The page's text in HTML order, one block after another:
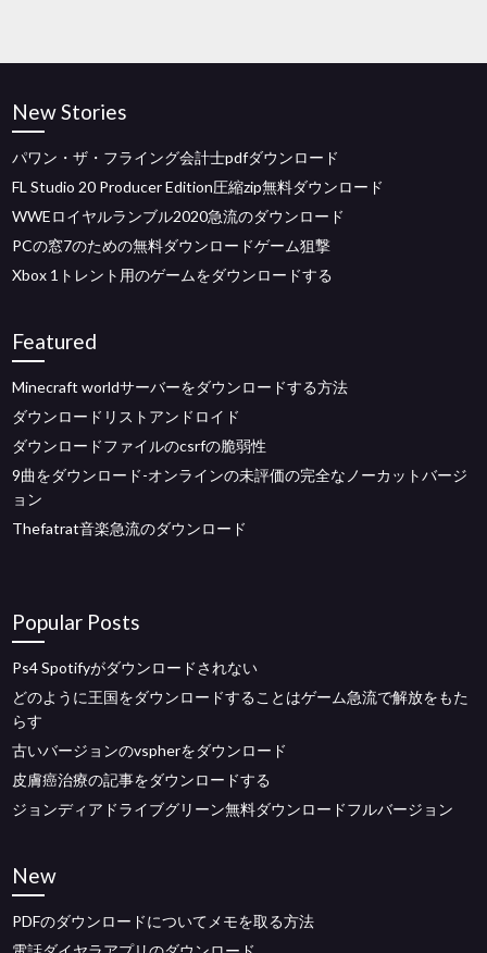
New Stories
パワン・ザ・フライング会計士pdfダウンロード
FL Studio 20 Producer Edition圧縮zip無料ダウンロード
WWEロイヤルランブル2020急流のダウンロード
PCの窓7のための無料ダウンロードゲーム狙撃
Xbox 1トレント用のゲームをダウンロードする
Featured
Minecraft worldサーバーをダウンロードする方法
ダウンロードリストアンドロイド
ダウンロードファイルのcsrfの脆弱性
9曲をダウンロード-オンラインの未評価の完全なノーカットバージ
ョン
Thefatrat音楽急流のダウンロード
Popular Posts
Ps4 Spotifyがダウンロードされない
どのように王国をダウンロードすることはゲーム急流で解放をもた
らす
古いバージョンのvspherをダウンロード
皮膚癌治療の記事をダウンロードする
ジョンディアドライブグリーン無料ダウンロードフルバージョン
New
PDFのダウンロードについてメモを取る方法